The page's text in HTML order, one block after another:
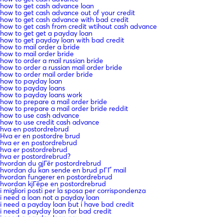
how to get cash advance loan
how to get cash advance out of your credit
how to get cash advance with bad credit
how to get cash from credit wtihout cash advance
how to get get a payday loan
how to get payday loan with bad credit
how to mail order a bride
how to mail order bride
how to order a mail russian bride
how to order a russian mail order bride
how to order mail order bride
how to payday loan
how to payday loans
how to payday loans work
how to prepare a mail order bride
how to prepare a mail order bride reddit
how to use cash advance
how to use credit cash advance
hva en postordrebrud
Hva er en postordre brud
hva er en postordrebrud
hva er postordrebrud
hva er postordrebrud?
hvordan du gjГёr postordrebrud
hvordan du kan sende en brud pГҐ mail
hvordan fungerer en postordrebrud
hvordan kjГёpe en postordrebrud
i migliori posti per la sposa per corrispondenza
i need a loan not a payday loan
i need a payday loan but i have bad credit
i need a payday loan for bad credit